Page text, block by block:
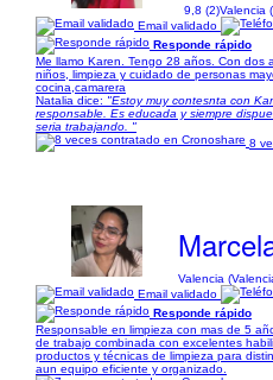
9,8 (2)Valencia
Email validado
Responde rápido
Me llamo Karen. Tengo 28 años. Con dos
niños, limpieza y cuidado de personas
cocina,camarera
Natalia dice: "Estoy muy contesnta con
responsable. Es educada y siempre
seria trabajando. "
8
Valencia
Email validado
Responde rápido
Responsable en limpieza con mas de 5
de trabajo combinada con excelentes
productos y técnicas de limpieza para
aun equipo eficiente y organizado.